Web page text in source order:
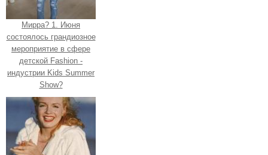
Мирра? 1. Июня
состоялось грандиозное
мероприятие в сфере
детской Fashion -
индустрии Kids Summer
Show?